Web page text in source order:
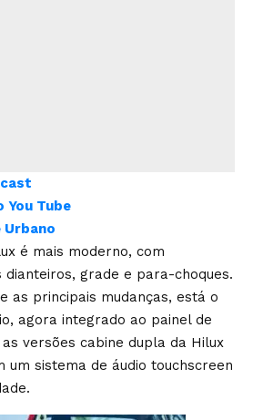
You Tube
Urbano
é mais moderno, com
dianteiros, grade e para-choques.
as principais mudanças, está o
agora integrado ao painel de
versões cabine dupla da Hilux
um sistema de áudio touchscreen